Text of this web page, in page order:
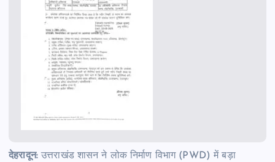
देहरादून:उत्तराखंड शासन ने लोक निर्माण विभाग (PWD) में बड़ा